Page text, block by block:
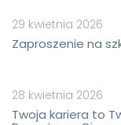
29 kwietnia 2026
Zaproszenie na
28 kwietnia 2026
Twoja kariera to